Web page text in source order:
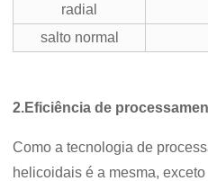
radial
salto normal
2.Eficiência de
Como a tecnologia de
helicoidais é a mesma,